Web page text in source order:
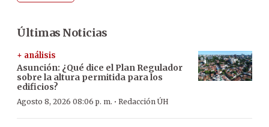
Últimas Noticias
+ análisis
Asunción: ¿Qué dice el Plan Regulador
sobre la altura permitida para los
edificios?
Agosto 8, 2026 08:06 p. m. · Redacción ÚH